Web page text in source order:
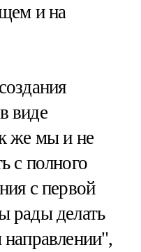
и на
виде
же мы и не
с полного
с первой
рады делать